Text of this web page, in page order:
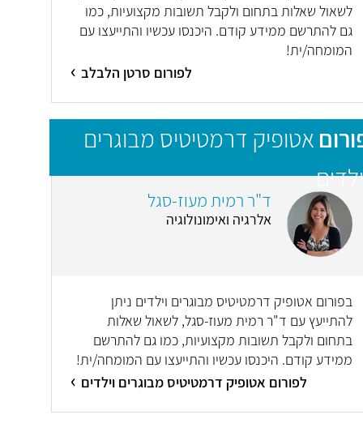
לשאול שאלות בתחום ולקבל תשובות מקצועיות, כמו
גם להתרשם ממידע קודם. היכנסו עכשיו והתייעצו עם
המומחה/ית!
לפורום סרטן הלבלב
אטופיק דרמטיטיס מבוגרים
ד"ר רמית מעוז-סגל
אלרגיה ואימונולוגיה
בפורום אטופיק דרמטיטיס מבוגרים וילדים ניתן
להתייעץ עם ד"ר רמית מעוז-סגל, לשאול שאלות
בתחום ולקבל תשובות מקצועיות, כמו גם להתרשם
ממידע קודם. היכנסו עכשיו והתייעצו עם המומחה/ית!
לפורום אטופיק דרמטיטיס מבוגרים וילדים